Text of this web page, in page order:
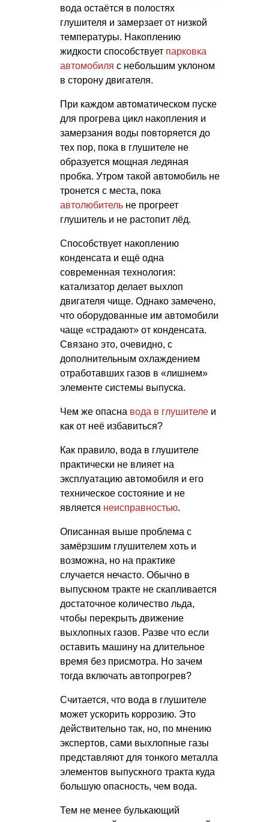
вода остаётся в полостях
глушителя и замерзает от низкой
температуры. Накоплению
жидкости способствует парковка
автомобиля с небольшим уклоном
в сторону двигателя.
При каждом автоматическом пуске
для прогрева цикл накопления и
замерзания воды повторяется до
тех пор, пока в глушителе не
образуется мощная ледяная
пробка. Утром такой автомобиль не
тронется с места, пока
автолюбитель не прогреет
глушитель и не растопит лёд.
Способствует накоплению
конденсата и ещё одна
современная технология:
катализатор делает выхлоп
двигателя чище. Однако замечено,
что оборудованные им автомобили
чаще «страдают» от конденсата.
Связано это, очевидно, с
дополнительным охлаждением
отработавших газов в «лишнем»
элементе системы выпуска.
Чем же опасна вода в глушителе и
как от неё избавиться?
Как правило, вода в глушителе
практически не влияет на
эксплуатацию автомобиля и его
техническое состояние и не
является неисправностью.
Описанная выше проблема с
замёрзшим глушителем хоть и
возможна, но на практике
случается нечасто. Обычно в
выпускном тракте не скапливается
достаточное количество льда,
чтобы перекрыть движение
выхлопных газов. Разве что если
оставить машину на длительное
время без присмотра. Но зачем
тогда включать автопрогрев?
Считается, что вода в глушителе
может ускорить коррозию. Это
действительно так, но, по мнению
экспертов, сами выхлопные газы
представляют для тонкого металла
элементов выпускного тракта куда
большую опасность, чем вода.
Тем не менее булькающий